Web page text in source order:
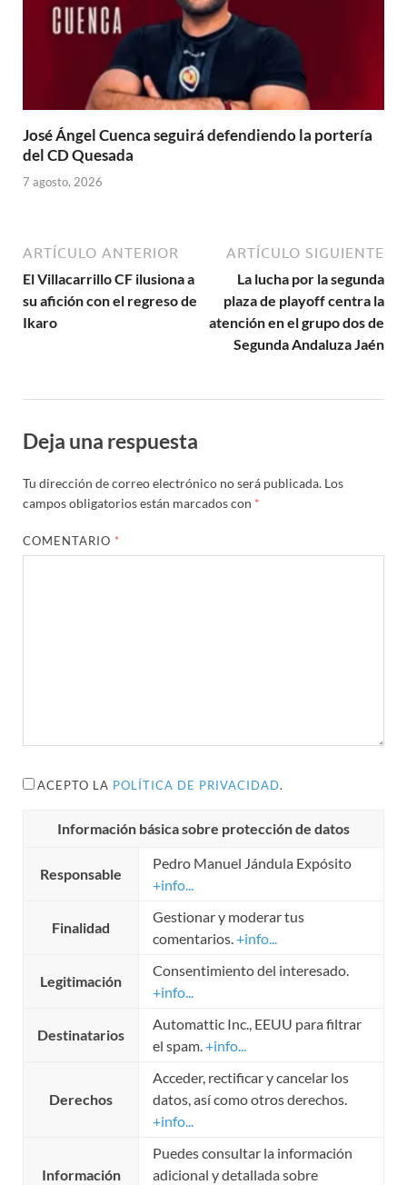
José Ángel Cuenca seguirá defendiendo la portería
del CD Quesada
7 agosto, 2026
ARTÍCULO ANTERIOR
El Villacarrillo CF ilusiona a
su afición con el regreso de
Ikaro
ARTÍCULO SIGUIENTE
La lucha por la segunda
plaza de playoff centra la
atención en el grupo dos de
Segunda Andaluza Jaén
Deja una respuesta
Tu dirección de correo electrónico no será publicada. Los
campos obligatorios están marcados con *
COMENTARIO *
ACEPTO LA POLÍTICA DE PRIVACIDAD.
Información básica sobre protección de datos
Responsable
Pedro Manuel Jándula Expósito
+info...
Finalidad
Gestionar y moderar tus
comentarios.+info...
Legitimación
Consentimiento del interesado.
+info...
Destinatarios
Automattic Inc., EEUU para filtrar
el spam.+info...
Derechos
Acceder, rectificar y cancelar los
datos, así como otros derechos.
+info...
Información
Puedes consultar la información
adicional y detallada sobre